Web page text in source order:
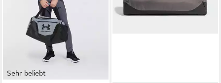
Sehr beliebt